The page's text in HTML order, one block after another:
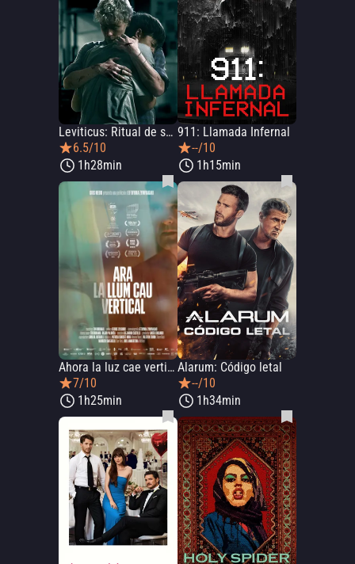
Leviticus: Ritual de sangre
6.5/10
1h28min
911: Llamada Infernal
--/10
1h15min
Ahora la luz cae vertical
7/10
1h25min
Alarum: Código letal
--/10
1h34min